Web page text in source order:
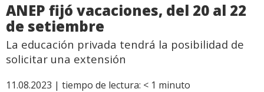
ANEP fijó vacaciones, del 20 al 22
de setiembre
La educación privada tendrá la posibilidad de
solicitar una extensión
11.08.2023 | tiempo de lectura: < 1 minuto